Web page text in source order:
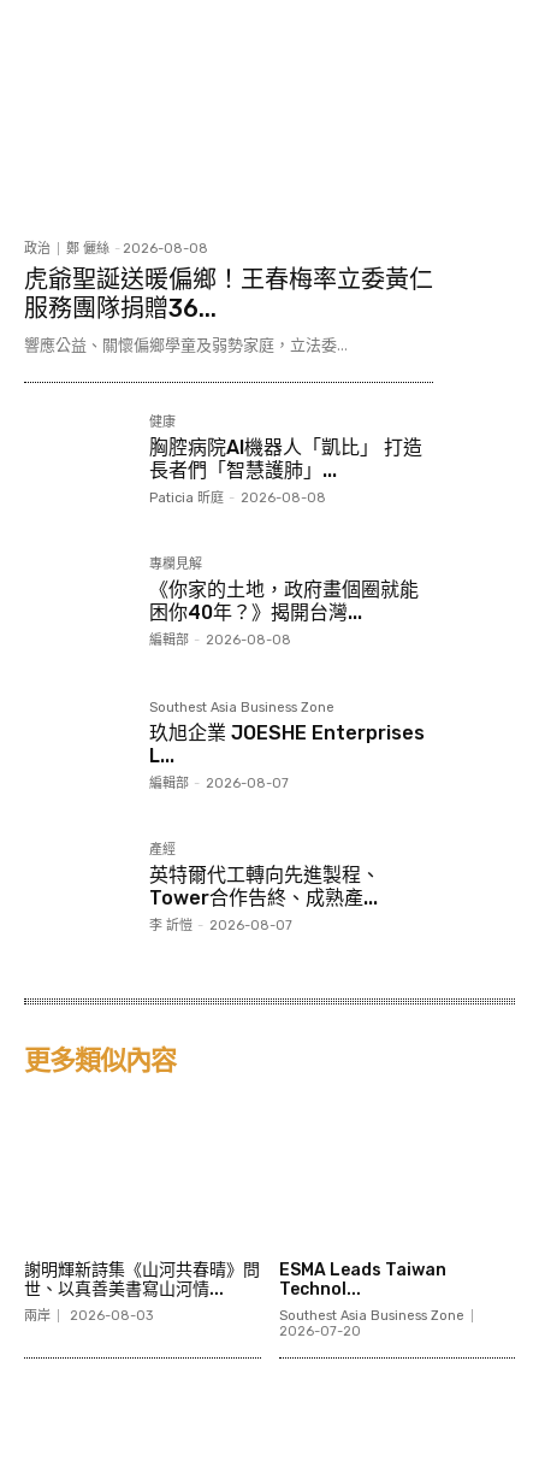
政治 鄭 儷絲 - 2026-08-08
虎爺聖誕送暖偏鄉！王春梅率立委黃仁
服務團隊捐贈36...
響應公益、關懷偏鄉學童及弱勢家庭，立法委...
健康
胸腔病院AI機器人「凱比」 打造
長者們「智慧護肺」...
Paticia 昕庭 - 2026-08-08
專欄見解
《你家的土地，政府畫個圈就能
困你40年？》揭開台灣...
編輯部 - 2026-08-08
Southest Asia Business Zone
玖旭企業 JOESHE Enterprises
L...
編輯部 - 2026-08-07
產經
英特爾代工轉向先進製程、
Tower合作告終、成熟產...
李 訢愷 - 2026-08-07
更多類似內容
謝明輝新詩集《山河共春晴》問
世、以真善美書寫山河情...
兩岸 2026-08-03
ESMA Leads Taiwan
Technol...
Southest Asia Business Zone
2026-07-20